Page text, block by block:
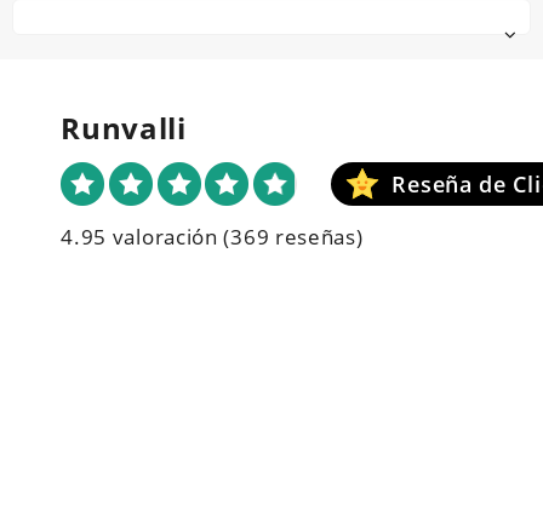
Runvalli
4.95 valoración (369 reseñas)